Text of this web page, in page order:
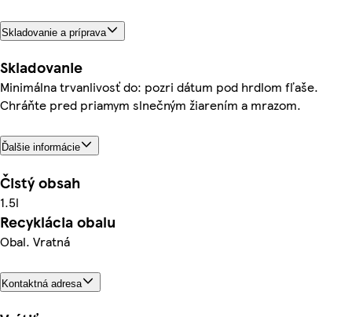
Skladovanie a príprava
Skladovanie
Minimálna trvanlivosť do: pozri dátum pod hrdlom fľaše.
Chráňte pred priamym slnečným žiarením a mrazom.
Ďalšie informácie
Čistý obsah
1.5l
Recyklácia obalu
Obal. Vratná
Kontaktná adresa